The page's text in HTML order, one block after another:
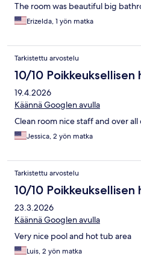
The room was beautiful big
Erizelda, 1 yön matka
Tarkistettu arvostelu
10/10 Poikkeuksellisen
19.4.2026
Käännä Googlen avulla
Clean room nice staff and over all
Jessica, 2 yön matka
Tarkistettu arvostelu
10/10 Poikkeuksellisen
23.3.2026
Käännä Googlen avulla
Very nice pool and hot tub area
Luis, 2 yön matka